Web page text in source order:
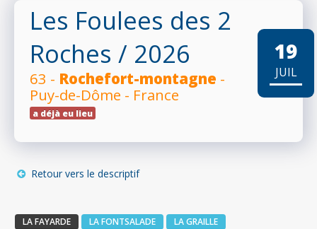
INSCRIPTIONS
RÉSULTATS
PHOTOS/VIDÉOS
Les Foulees des 2
Roches / 2026
63 - Rochefort-montagne -
Puy-de-Dôme - France
a déjà eu lieu
19
JUIL
Retour vers le descriptif
LA FAYARDE LA FONTSALADE LA GRAILLE